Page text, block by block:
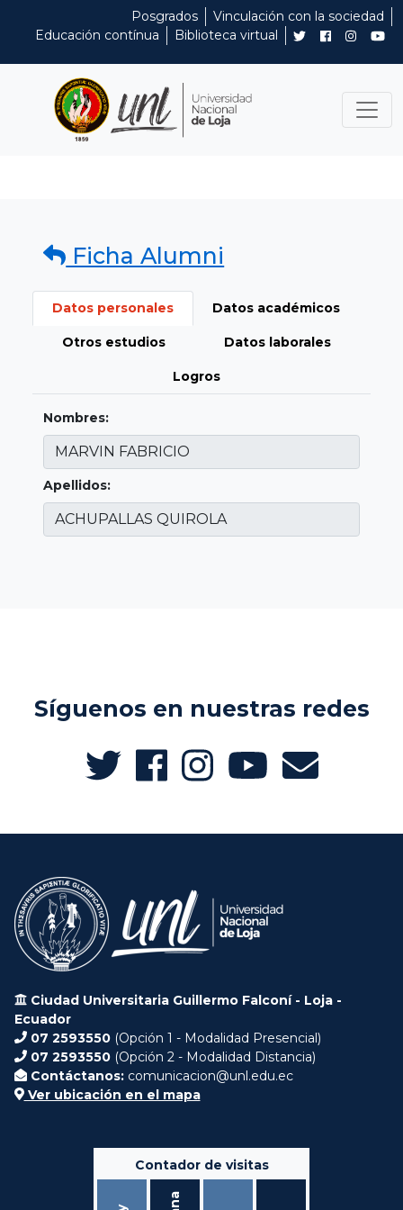
Posgrados
Vinculación con la sociedad
Educación contínua
Biblioteca virtual
Ficha Alumni
Datos personales Datos académicos
Otros estudios Datos laborales
Logros
Nombres:
Apellidos:
Síguenos en nuestras redes
Ciudad Universitaria Guillermo Falconí - Loja -
Ecuador
07 2593550 (Opción 1 - Modalidad Presencial)
07 2593550 (Opción 2 - Modalidad Distancia)
Contáctanos: comunicacion@unl.edu.ec
Ver ubicación en el mapa
Contador de visitas